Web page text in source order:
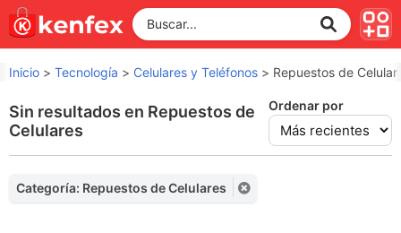
Inicio > Tecnología > Celulares y Teléfonos > Repuestos de
Sin resultados en Repuestos de
Celulares
Ordenar por
Categoría: Repuestos de Celulares